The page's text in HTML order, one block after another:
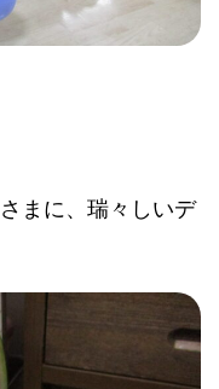
まに、瑞々しいデ